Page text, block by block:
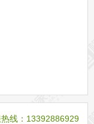
线：13392886929